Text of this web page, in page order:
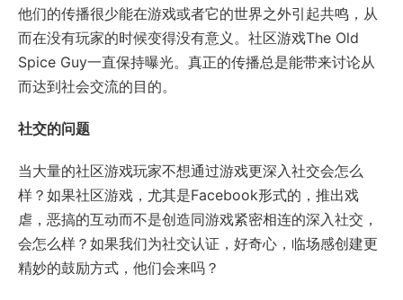
他们的传播很少能在游戏或者它的世界之外引起共鸣，从
而在没有玩家的时候变得没有意义。社区游戏The Old
Spice Guy一直保持曝光。真正的传播总是能带来讨论从
而达到社会交流的目的。
社交的问题
当大量的社区游戏玩家不想通过游戏更深入社交会怎么
样？如果社区游戏，尤其是Facebook形式的，推出戏
虐，恶搞的互动而不是创造同游戏紧密相连的深入社交，
会怎么样？如果我们为社交认证，好奇心，临场感创建更
精妙的鼓励方式，他们会来吗？